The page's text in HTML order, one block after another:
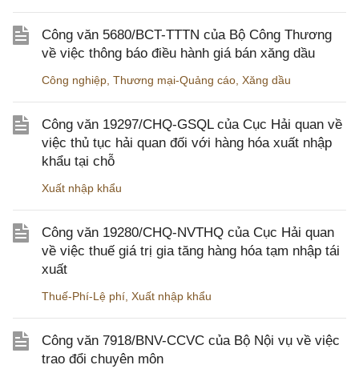
Công văn 5680/BCT-TTTN của Bộ Công Thương
về việc thông báo điều hành giá bán xăng dầu
Công nghiệp Thương mại-Quảng cáo Xăng dầu
Công văn 19297/CHQ-GSQL của Cục Hải quan về
việc thủ tục hải quan đối với hàng hóa xuất nhập
khẩu tại chỗ
Xuất nhập khẩu
Công văn 19280/CHQ-NVTHQ của Cục Hải quan
về việc thuế giá trị gia tăng hàng hóa tạm nhập tái
xuất
Thuế-Phí-Lệ phí Xuất nhập khẩu
Công văn 7918/BNV-CCVC của Bộ Nội vụ về việc
trao đổi chuyên môn